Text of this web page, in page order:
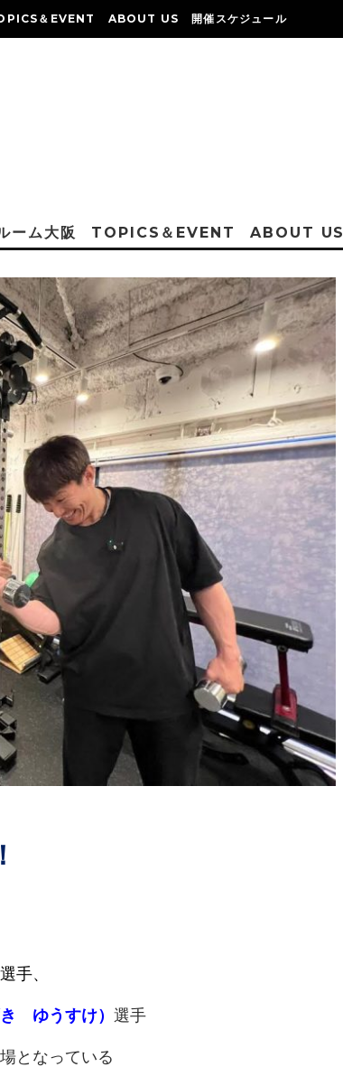
＆EVENT ABOUT US 開催スケジュール
ーム大阪 TOPICS＆EVENT ABOUT US
選手、
ゆうすけ） 選手
となっている